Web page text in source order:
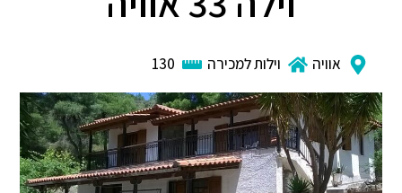
אוויה וילות למכירה 130